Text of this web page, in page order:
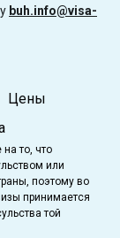
buh.info@visa-
Цены
то, что
или
поэтому во
принимается
той